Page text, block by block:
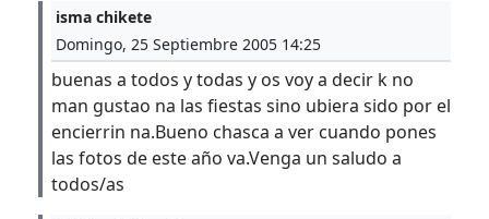
isma chikete
Domingo, 25 Septiembre 2005 14:25
buenas a todos y todas y os voy a decir k no
man gustao na las fiestas sino ubiera sido por el
encierrin na.Bueno chasca a ver cuando pones
las fotos de este año va.Venga un saludo a
todos/as